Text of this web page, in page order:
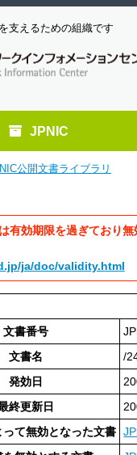
支えるための組織です
JPNIC
公開文書ライブラリ
有効期限を過ぎており
ja/doc/validity.html
文書番号
文書名
/
発効日
終更新日
って無効となった文書